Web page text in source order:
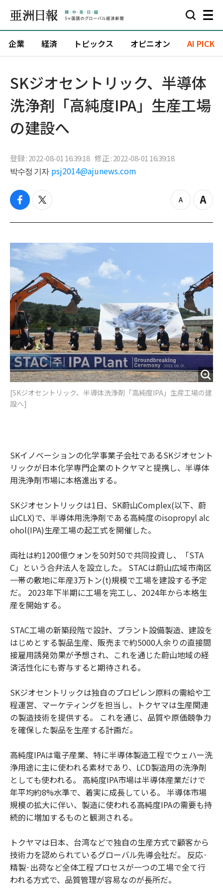
企業 経済 トピックス オピニオン AI PICK
SKジオセントリック、半導体
洗浄剤「高純度IPA」生産工場
の建設へ
登録 : 2022-08-01 16:39:18 修正 : 2022-08-01 16:39:18
박수정 기자 psj2014@ajunews.com
f
c
b
o
o
k
t
i
t
r
z
o
o
Z
o
i
[SKジオセントリック、半導体洗浄剤「高純度IPA」生産工場の建
設へ]
SKイノベーションの化学事業子会社であるSKジオセント
リックが日本化学専門企業のトクヤマと提携し、半導体
用洗浄剤市場に本格進出する。
SKジオセントリックは1日、SK蔚山Complex(以下、蔚
山CLX)で、半導体用洗浄剤である高純度のisopropyl alc
ohol(IPA)生産工場の起工式を開催した。
両社は約1200億ウォンを50対50で共同投資し、「STA
C」という合弁法人を設立した。 STACは蔚山広域市南区
一帯の敷地に年産3万トン(t)規模で工場を建設する予定
だ。 2023年下半期に工場を完工し、2024年から本格生
産を開始する。
STAC工場の新築段階で設計、プラント設備製造、建設を
はじめとする製品生産、販売まで約5000人余りの直接間
接雇用誘発効果が予想され、これを通じた蔚山地域の経
済活性化にも寄与すると期待される。
SKジオセントリックは独自のプロピレン原料の需給や工
程運営、マーケティングを担当し、トクヤマは生産関連
の製造技術を提供する。 これを通じ、品質や原価競争力
を確保した製品を生産する計画だ。
高純度IPAは電子産業、特に半導体製造工程でウェハー洗
浄用途に主に使われる素材であり、LCD製造用の洗浄剤
としても使われる。 高純度IPA市場は半導体産業だけで
年平均約8%水準で、着実に成長している。 半導体市場
規模の拡大に伴い、製造に使われる高純度IPAの需要も持
続的に増加するものと観測される。
トクヤマは日本、台湾などで独自の生産方式で顧客から
技術力を認められているグローバル先導会社だ。 反応·
精製·出荷など全体工程プロセスが一つの工場で全て行
われる方式で、品質管理が容易なのが長所だ。